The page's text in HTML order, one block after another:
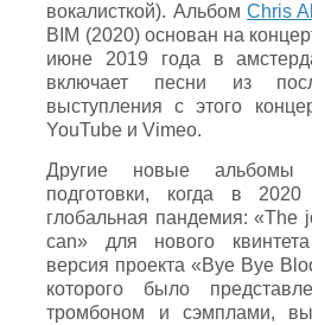
вокалисткой). АльбомChris
BIM (2020) основан на
июне 2019 года в
включает песни из
выступления с этого
YouTube и Vimeo.
Другие новые
подготовки, когда в 2020
глобальная пандемия: «The
can» для нового
версия проекта «Bye Bye
которого было
тромбоном и сэмплами,